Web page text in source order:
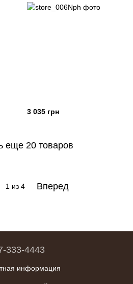
3 035 грн
еще 20 товаров
1 из 4 Вперед
333-4443
информация